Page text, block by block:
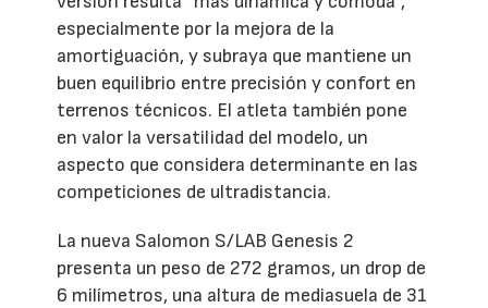
especialmente por la mejora de la
amortiguación, y subraya que mantiene un
buen equilibrio entre precisión y confort en
terrenos técnicos. El atleta también pone
en valor la versatilidad del modelo, un
aspecto que considera determinante en las
competiciones de ultradistancia.
La nueva Salomon S/LAB Genesis 2
presenta un peso de 272 gramos, un drop de
6 milímetros, una altura de mediasuela de 31